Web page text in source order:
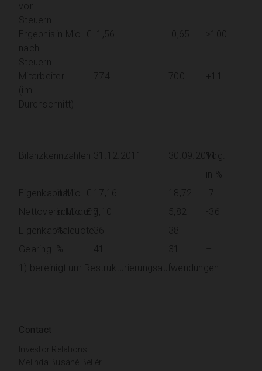
vor
Steuern
Ergebnis
nach
Steuern
in Mio. € -1,56 -0,65 >100
Mitarbeiter
(im
Durchschnitt)
774 700 +11
Bilanzkennzahlen 31.12.2011 30.09.2011Vdg.
in %
Eigenkapitalin Mio. € 17,16 18,72
-7
Nettoverschuldung
in Mio. € 7,10 5,82
-36
Eigenkapitalquote
% 36 38
Gearing % 31
1) bereinigt um Restrukturierungsaufwendungen
Contact
Investor Relations
Melinda Busáné Bellér